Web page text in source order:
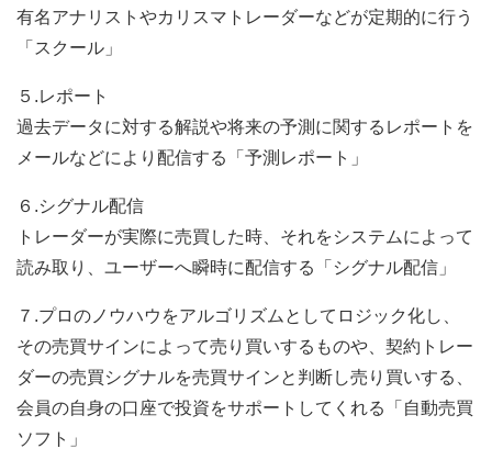
有名アナリストやカリスマトレーダーなどが定期的に行う
「スクール」
５.レポート
過去データに対する解説や将来の予測に関するレポートを
メールなどにより配信する「予測レポート」
６.シグナル配信
トレーダーが実際に売買した時、それをシステムによって
読み取り、ユーザーへ瞬時に配信する「シグナル配信」
７.プロのノウハウをアルゴリズムとしてロジック化し、
その売買サインによって売り買いするものや、契約トレー
ダーの売買シグナルを売買サインと判断し売り買いする、
会員の自身の口座で投資をサポートしてくれる「自動売買
ソフト」